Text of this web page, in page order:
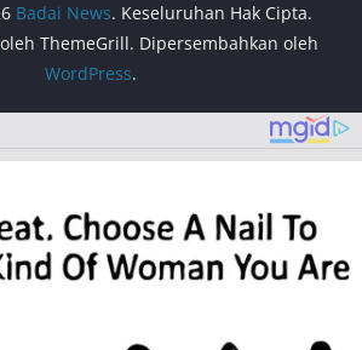
Badai News. Keseluruhan Hak Cipta.
oleh ThemeGrill. Dipersembahkan oleh
WordPress.